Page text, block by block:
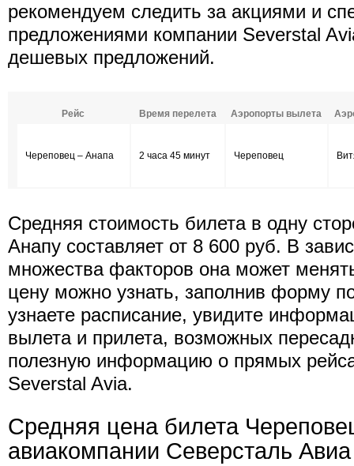
рекомендуем следить за акциями и
предложениями компании Severstal
дешевых предложений.
Рейс Время перелета Аэропорты вылета
Череповец – Анапа 2 часа 45 минут Череповец
Средняя стоимость билета в одну
Анапу составляет от 8 600 руб. В
множества факторов она может
цену можно узнать, заполнив форму
узнаете расписание, увидите
вылета и прилета, возможных
полезную информацию о прямых
Severstal Avia.
Средняя цена билета
авиакомпании Северсталь